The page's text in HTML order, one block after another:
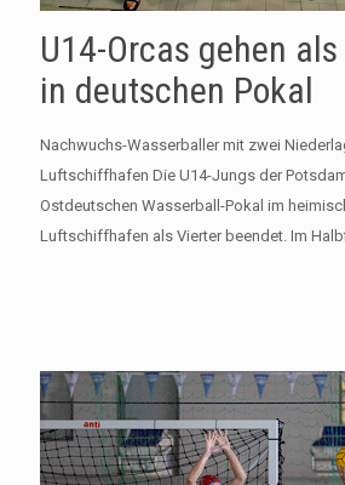
U14-Orcas gehen
in deutschen Pokal
Nachwuchs-Wasserballer mit zwei
Luftschiffhafen Die U14-Jungs der
Ostdeutschen Wasserball-Pokal im
Luftschiffhafen als Vierter beendet. Im